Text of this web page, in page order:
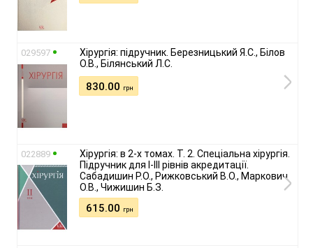
029597
Хірургія: підручник. Березницький Я.С., Білов
О.В., Білянський Л.С.
830.00 грн
022889
Хірургія: в 2-х томах. Т. 2. Спеціальна хірургія.
Підручник для І-ІІІ рівнів акредитації.
Сабадишин Р.О., Рижковський В.О., Маркович
О.В., Чижишин Б.З.
615.00 грн